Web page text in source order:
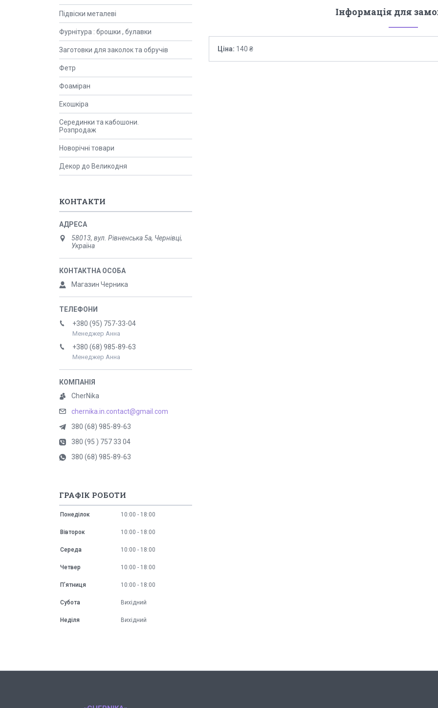
Інформація для
Ціна: 140 ₴
Підвіски металеві
Фурнітура : брошки , булавки
Заготовки для заколок та обручів
Фетр
Фоаміран
Екошкіра
Серединки та кабошони.
Розпродаж
Новорічні товари
Декор до Великодня
КОНТАКТИ
58013, вул. Рівненська 5а, Чернівці,
Україна
Магазин Черника
+380 (95) 757-33-04
Менеджер Анна
+380 (68) 985-89-63
Менеджер Анна
CherNika
chernika.in.contact@gmail.com
380 (68) 985-89-63
380 (95 ) 757 33 04
380 (68) 985-89-63
ГРАФІК РОБОТИ
Понеділок 10:00 18:00
Вівторок 10:00 18:00
Середа 10:00 18:00
Четвер 10:00 18:00
Пʼятниця 10:00 18:00
Субота Вихідний
Неділя Вихідний